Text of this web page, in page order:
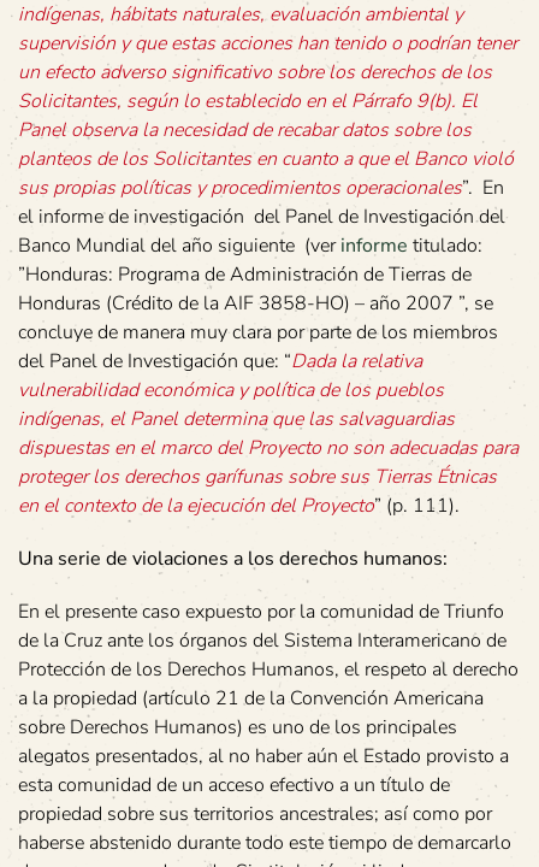
indígenas, hábitats naturales, evaluación ambiental y
supervisión y que estas acciones han tenido o podrían tener
un efecto adverso significativo sobre los derechos de los
Solicitantes, según lo establecido en el Párrafo 9(b). El
Panel observa la necesidad de recabar datos sobre los
planteos de los Solicitantes en cuanto a que el Banco violó
sus propias políticas y procedimientos operacionales”. En
el informe de investigación del Panel de Investigación del
Banco Mundial del año siguiente (verinforme titulado:
”Honduras: Programa de Administración de Tierras de
Honduras (Crédito de la AIF 3858-HO) – año 2007 ”, se
concluye de manera muy clara por parte de los miembros
del Panel de Investigación que: “Dada la relativa
vulnerabilidad económica y política de los pueblos
indígenas, el Panel determina que las salvaguardias
dispuestas en el marco del Proyecto no son adecuadas para
proteger los derechos garífunas sobre sus Tierras Étnicas
en el contexto de la ejecución del Proyecto” (p. 111).
Una serie de violaciones a los derechos humanos:
En el presente caso expuesto por la comunidad de Triunfo
de la Cruz ante los órganos del Sistema Interamericano de
Protección de los Derechos Humanos, el respeto al derecho
a la propiedad (artículo 21 de la Convención Americana
sobre Derechos Humanos) es uno de los principales
alegatos presentados, al no haber aún el Estado provisto a
esta comunidad de un acceso efectivo a un título de
propiedad sobre sus territorios ancestrales; así como por
haberse abstenido durante todo este tiempo de demarcarlo